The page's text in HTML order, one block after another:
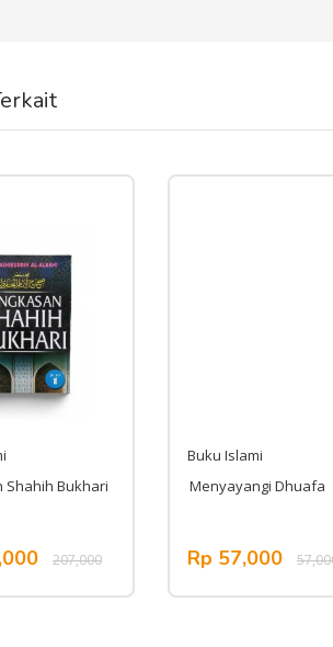
Shahih Bukhari
207,000
Buku Islami
Menyayangi Dhuafa
Rp 57,000